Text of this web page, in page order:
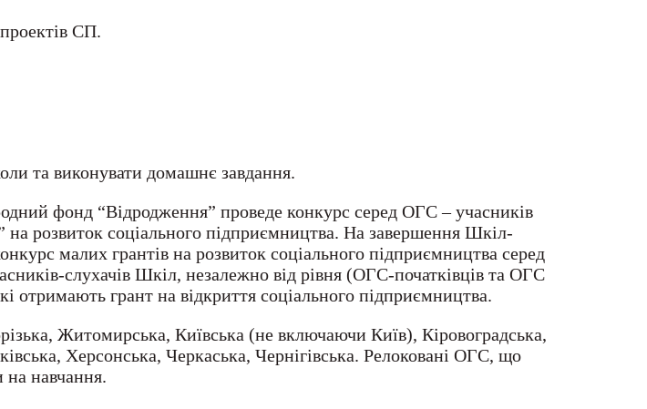
СП.
та виконувати домашнє завдання.
фонд “Відродження” проведе конкурс серед ОГС – учасників
розвиток соціального підприємництва. На завершення Шкіл-
малих грантів на розвиток соціального підприємництва серед
слухачів Шкіл, незалежно від рівня (ОГС-початківців та ОГС
отримають грант на відкриття соціального підприємництва.
Житомирська, Київська (не включаючи Київ), Кіровоградська,
Херсонська, Черкаська, Чернігівська. Релоковані ОГС, що
на навчання.